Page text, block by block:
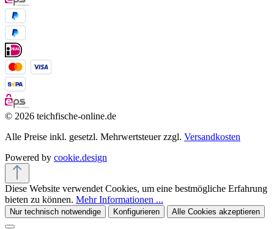
© 2026 teichfische-online.de
Alle Preise inkl. gesetzl. Mehrwertsteuer zzgl. Versandkosten
Powered by cookie.design
Diese Website verwendet Cookies, um eine bestmögliche Erfahrung
bieten zu können. Mehr Informationen ...
Nur technisch notwendige Konfigurieren Alle Cookies akzeptieren